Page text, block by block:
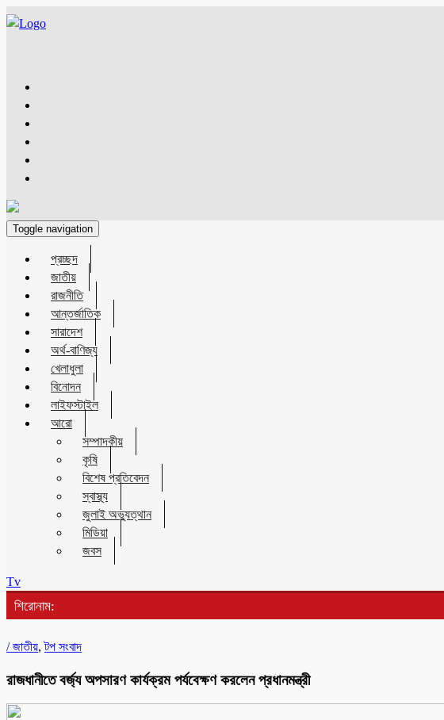
Toggle navigation
প্রচ্ছদ
জাতীয়
রাজনীতি
আন্তর্জাতিক
সারাদেশ
অর্থ-বাণিজ্য
খেলাধুলা
বিনোদন
লাইফস্টাইল
আরো
সম্পাদকীয়
কৃষি
বিশেষ প্রতিবেদন
স্বাস্থ্য
জুলাই অভ্যুত্থান
মিডিয়া
জবস
Tv
শিরোনাম:
/জাতীয়,টপ সংবাদ
রাজধানীতে বর্জ্য অপসারণ কার্যক্রম পর্যবেক্ষণ করলেন প্রধানমন্ত্রী